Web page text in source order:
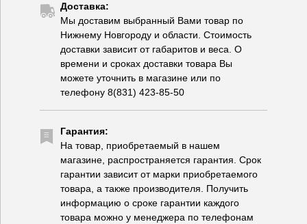
Доставка:
Мы доставим выбранный Вами товар по
Нижнему Новгороду и области. Стоимость
доставки зависит от габаритов и веса. О
времени и сроках доставки товара Вы
можете уточнить в магазине или по
телефону 8(831) 423-85-50
Гарантия:
На товар, приобретаемый в нашем
магазине, распространяется гарантия. Срок
гарантии зависит от марки приобретаемого
товара, а также производителя. Получить
информацию о сроке гарантии каждого
товара можно у менеджера по телефонам